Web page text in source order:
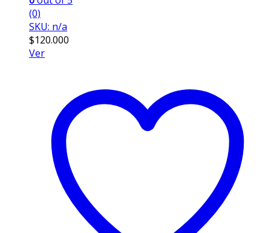
(0)
SKU: n/a
$120.000
Ver